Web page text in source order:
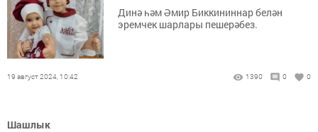
Динә һәм Әмир Биккининнар белән
эремчек шарлары пешерәбез.
19 август 2024, 10:42 1390 0 0
Шашлык